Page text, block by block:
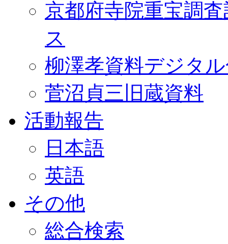
京都府寺院重宝調
ス
柳澤孝資料デジタ
菅沼貞三旧蔵資料
活動報告
日本語
英語
その他
総合検索